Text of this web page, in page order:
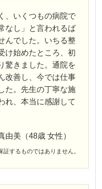
、いくつもの病院で
なし」と言われるば
んでした。いちる整
け始めたところ、初
驚きました。通院を
改善し、今では仕事
た。先生の丁寧な施
れ、本当に感謝して
美（48歳 女性）
するものではありません。